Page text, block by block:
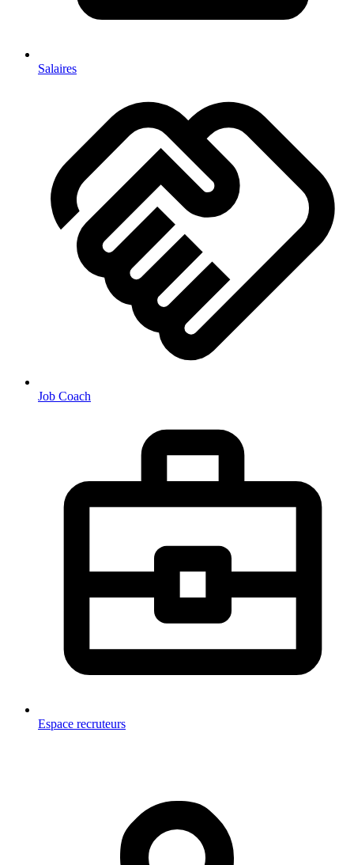
Salaires
Job Coach
Espace recruteurs